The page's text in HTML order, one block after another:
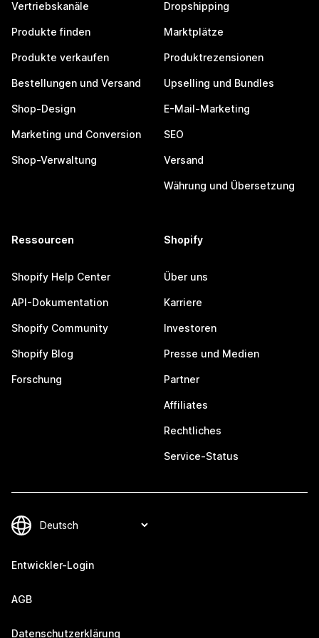
Vertriebskanäle
Produkte finden
Produkte verkaufen
Bestellungen und Versand
Shop-Design
Marketing und Conversion
Shop-Verwaltung
Dropshipping
Marktplätze
Produktrezensionen
Upselling und Bundles
E-Mail-Marketing
SEO
Versand
Währung und Übersetzung
Ressourcen
Shopify Help Center
API-Dokumentation
Shopify Community
Shopify Blog
Forschung
Shopify
Über uns
Karriere
Investoren
Presse und Medien
Partner
Affiliates
Rechtliches
Service-Status
Entwickler-Login
AGB
Datenschutzerklärung